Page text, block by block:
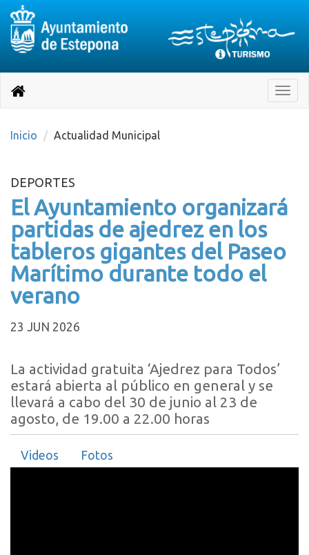
página
Toggle
Destino:
Volver
inicio
Inicio Actualidad Municipal
DEPORTES
El Ayuntamiento organizará
partidas de ajedrez en los
tableros gigantes del Paseo
Marítimo durante todo el
verano
23 JUN 2026
La actividad gratuita ‘Ajedrez para Todos’
estará abierta al público en general y se
llevará a cabo del 30 de junio al 23 de
agosto, de 19.00 a 22.00 horas
Videos Fotos